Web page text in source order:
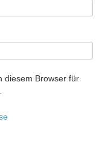
diesem Browser für